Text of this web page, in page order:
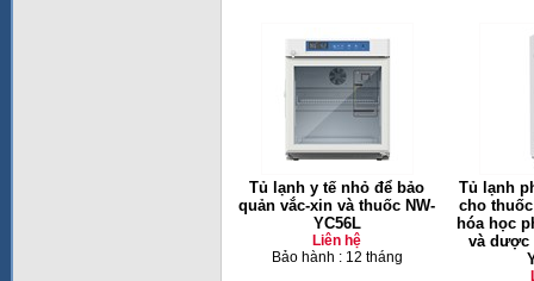
Tủ lạnh y tế nhỏ để bảo
quản vắc-xin và thuốc NW-
YC56L
Liên hệ
Bảo hành : 12 tháng
Tủ lạnh
cho
hóa học
và dược